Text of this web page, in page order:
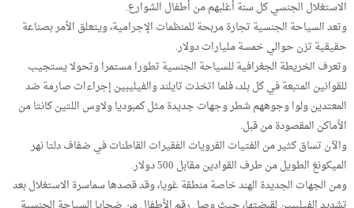
الاستغلال الجنسي كل سنة أغلبهم من أطفال الشوارع.
وتعد السياحة الجنسية تجارة مربحة للمنظمات الإجرامية، ويتعلق الأمر بصناعة
حقيقية تزن حوالي خمسة مليارات دولار.
وتعرف الخريطة الجغرافية للسياحة الجنسية تطورا مستمرا وتحولا يستجيب
للقوانين المتبعة في كل بلد، فلما اتخذت تايلند والفيليبين إجراءات صارمة ضد
المعتدين ولوا وجوههم شطر وجهات جديدة مثل كمبوديا ولاوس اللتين كانتا من
الأماكن المقصودة من قبل.
والآن تساق كثير من الفتيات القرويات الفقيرات القاطنات في ضفاف دلتا نهر
الميكونغ الطويل من طرف القوادين مقابل 500 دولار.
ومن الجهات الجديدة الهند خاصة منطقة غويا، وقد قصدها سماسرة الاستغلال بعد